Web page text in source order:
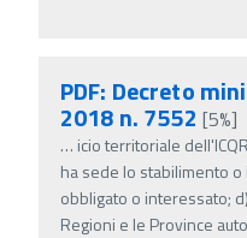
PDF: Decreto
2018 n. 7552 [5%]
… icio territoriale
ha sede lo stabilimento
obbligato o interessato;
Regioni e le Province